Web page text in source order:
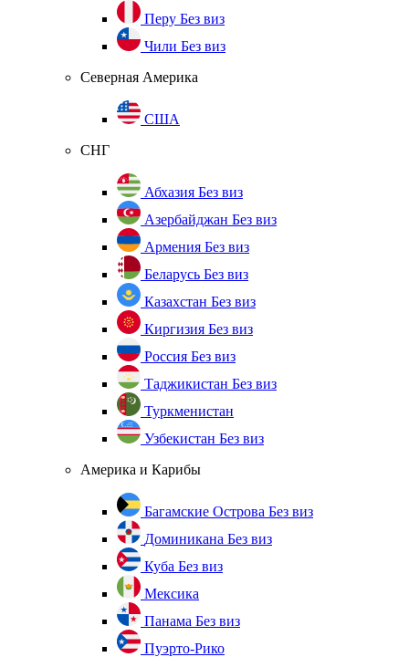
Перу Без виз
Чили Без виз
Северная Америка
США
СНГ
Абхазия Без виз
Азербайджан Без виз
Армения Без виз
Беларусь Без виз
Казахстан Без виз
Киргизия Без виз
Россия Без виз
Таджикистан Без виз
Туркменистан
Узбекистан Без виз
Америка и Карибы
Багамские Острова Без виз
Доминикана Без виз
Куба Без виз
Мексика
Панама Без виз
Пуэрто-Рико